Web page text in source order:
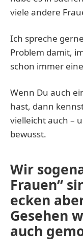
viele andere
Ich spreche
Problem damit,
schon immer
Wenn Du auch
hast, dann
vielleicht auch –
bewusst.
Wir
Frauen“
ecken
Gesehen
auch